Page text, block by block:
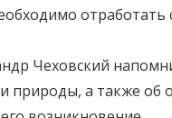
Чеховский
а также об